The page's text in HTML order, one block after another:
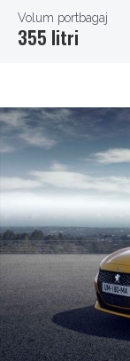
Volum portbagaj
355 litri